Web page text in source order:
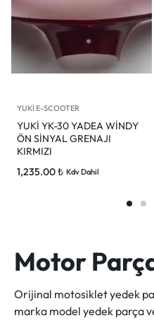
YUKİ E-SCOOTER
YUKİ YK-30 YADEA WİNDY
ÖN SİNYAL GRENAJI
KIRMIZI
1,235.00₺ Kdv Dahil
Motor
Orijinal motosiklet yedek
marka model yedek parça